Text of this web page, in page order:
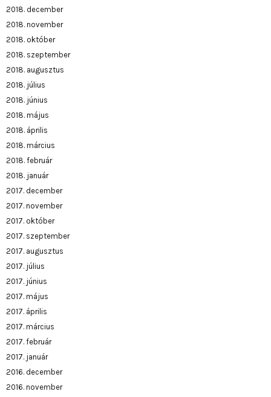
2018. december
2018. november
2018. október
2018. szeptember
2018. augusztus
2018. július
2018. június
2018. május
2018. április
2018. március
2018. február
2018. január
2017. december
2017. november
2017. október
2017. szeptember
2017. augusztus
2017. július
2017. június
2017. május
2017. április
2017. március
2017. február
2017. január
2016. december
2016. november